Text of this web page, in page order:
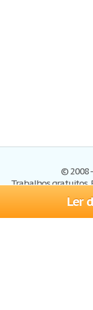
Ler
©
Trabalhos gratuitos,